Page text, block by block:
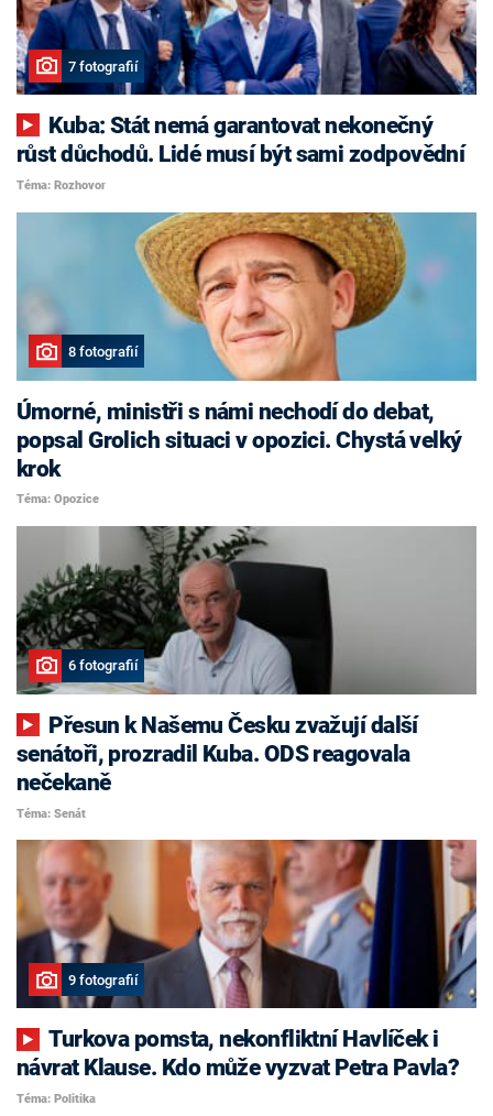
7 fotografií
růst důchodů. Lidé musí být sami zodpovědní
Téma: Rozhovor
8 fotografií
Úmorné, ministři s námi nechodí do debat,
popsal Grolich situaci v opozici. Chystá velký
krok
Téma: Opozice
6 fotografií
senátoři, prozradil Kuba. ODS reagovala
nečekaně
Téma: Senát
9 fotografií
Turkova pomsta, nekonfliktní Havlíček i
návrat Klause. Kdo může vyzvat Petra Pavla?
Téma: Politika